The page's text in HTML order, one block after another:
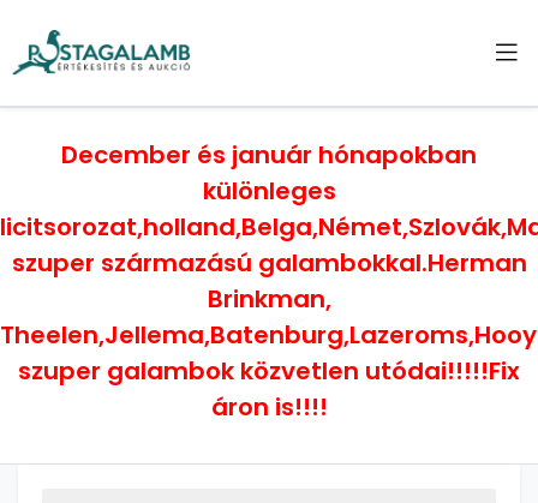
December és január hónapokban
különleges
szuper származású galambokkal.Herman
Brinkman,
szuper galambok közvetlen utódai!!!!!Fix
áron is!!!!